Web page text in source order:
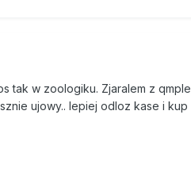
tak w zoologiku. Zjaralem z
ujowy.. lepiej odloz kase i